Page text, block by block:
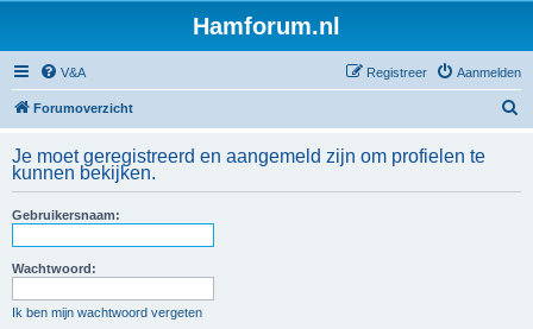
Hamforum.nl
V&A Aanmelden
Registreer
Forumoverzicht
k
Je moet geregistreerd en aangemeld zijn om profielen te
kunnen bekijken.
Gebruikersnaam:
Wachtwoord:
Ik ben mijn wachtwoord vergeten